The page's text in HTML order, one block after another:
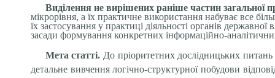
Виділення не вирішених раніше частин загальної
мікрорівня, а їх практичне використання набуває все
їх застосування у практиці діяльності органів
засади формування конкретних інформаційно-
Мета статті. До пріоритетних дослідницьких
детальне вивчення логічно-структурної побудови